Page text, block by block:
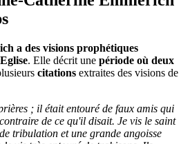
a des visions prophétiques
. Elle décrit une période où deux
citations extraites des visions de
; il était entouré de faux amis qui
de ce qu'il disait. Je vis le saint
tribulation et une grande angoisse